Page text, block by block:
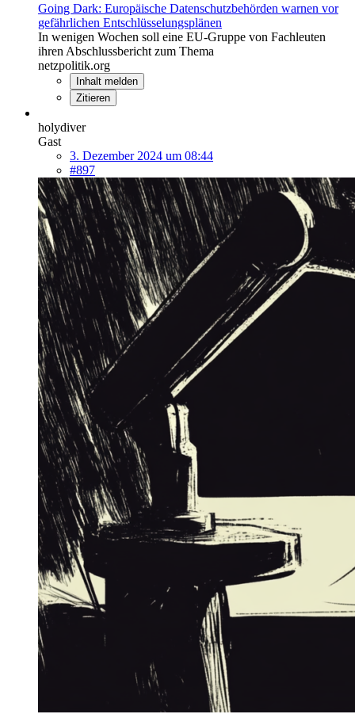
Going Dark: Europäische Datenschutzbehörden warnen vor
gefährlichen Entschlüsselungsplänen
In wenigen Wochen soll eine EU-Gruppe von Fachleuten
ihren Abschlussbericht zum Thema
netzpolitik.org
Inhalt melden
Zitieren
holydiver
Gast
3. Dezember 2024 um 08:44
#897